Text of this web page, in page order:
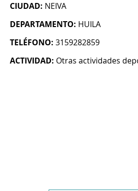
CIUDAD: NEIVA
DEPARTAMENTO: HUILA
TELÉFONO: 3159282859
ACTIVIDAD: Otras actividades